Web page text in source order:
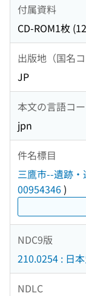
付属資料
CD-ROM1枚
出版地（国名コ
JP
本文の言語コ
jpn
件名標目
三鷹市--遺跡・
00954346)
NDC9版
210.0254 : 日
NDLC